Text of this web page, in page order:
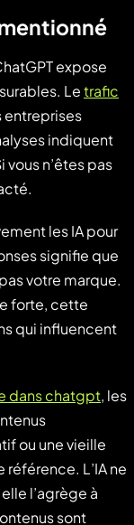
expose
Letrafic
entreprises
indiquent
n’êtes pas
les IA pour
signifie que
votre marque.
forte, cette
qui influencent
dans chatgpt, les
ou une vieille
L’IA ne
l’agrège à
sont